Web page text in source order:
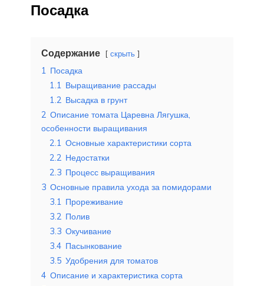
Посадка
Содержание скрыть
1 Посадка
1.1 Выращивание рассады
1.2 Высадка в грунт
2 Описание томата Царевна Лягушка,
особенности выращивания
2.1 Основные характеристики сорта
2.2 Недостатки
2.3 Процесс выращивания
3 Основные правила ухода за помидорами
3.1 Прореживание
3.2 Полив
3.3 Окучивание
3.4 Пасынкование
3.5 Удобрения для томатов
4 Описание и характеристика сорта